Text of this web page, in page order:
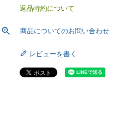
返品特約について
商品についてのお問い合わせ
レビューを書く